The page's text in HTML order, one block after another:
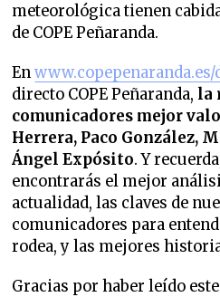
meteorológica tienen
de COPE Peñaranda.
En
directo COPE Peñaranda, la
comunicadores mejor
Herrera, Paco González,
Ángel Expósito. Y
encontrarás el mejor
actualidad, las claves de
comunicadores para
rodea, y las mejores
Gracias por haber leído